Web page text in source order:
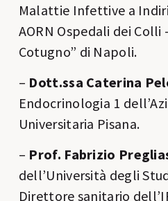
Malattie Infettive a
AORN Ospedali dei Colli
Cotugno” di Napoli.
– Dott.ssa Caterina
Endocrinologia 1
Universitaria Pisana.
– Prof. Fabrizio
dell’Università degli
Direttore sanitario